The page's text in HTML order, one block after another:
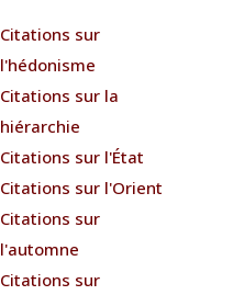
Citations sur
l'hédonisme
Citations sur la
hiérarchie
Citations sur l'État
Citations sur l'Orient
Citations sur
l'automne
Citations sur